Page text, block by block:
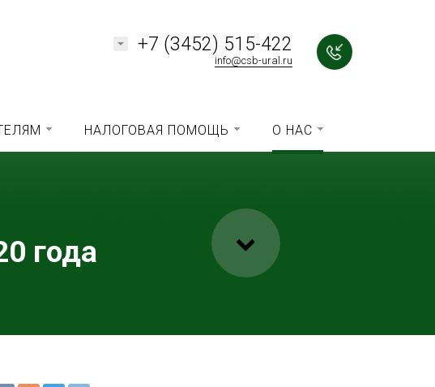
+7 (3452) 515-422
info@csb-ural.ru
НАЛОГОВАЯ ПОМОЩЬ О НАС
года